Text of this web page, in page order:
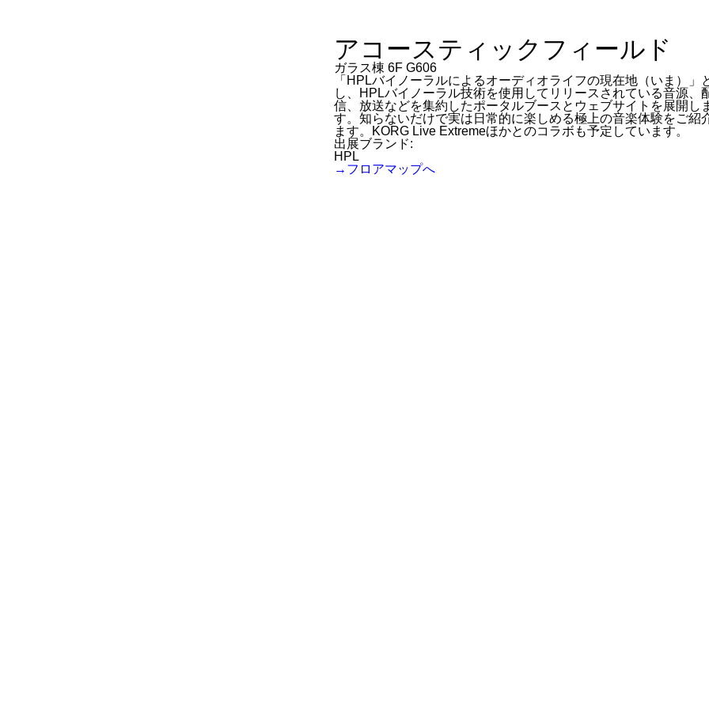
アコースティックフィールド
ガラス棟 6F G606
「HPLバイノーラルによるオーディオライフの現在地（いま）」
し、HPLバイノーラル技術を使用してリリースされている音源、
信、放送などを集約したポータルブースとウェブサイトを展開し
す。知らないだけで実は日常的に楽しめる極上の音楽体験をご紹
ます。KORG Live Extremeほかとのコラボも予定しています。
出展ブランド:
HPL
→フロアマップへ